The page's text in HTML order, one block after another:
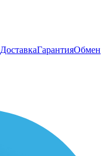
ДоставкаГарантияОбмен